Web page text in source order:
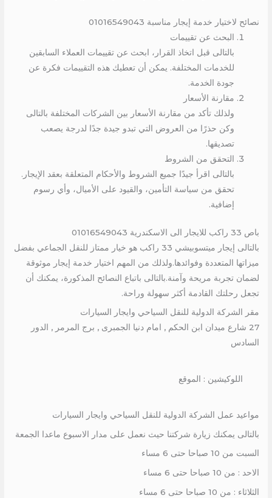
نصائح لاختيار خدمة إيجار مناسبة 01016549043
البحث عن تقييمات
بالتالى قبل اتخاذ القرار، ابحث عن تقييمات العملاء السابقين
للخدمات المختلفة. يمكن أن تعطيك هذه التقييمات فكرة عن
جودة الخدمة.
مقارنة الأسعار
ولذلك تأكد من مقارنة الأسعار بين الشركات المختلفة بالتالى
وكن حذرًا من العروض التي تبدو جيدة جدًا لدرجة يصعب
تصديقها.
التحقق من الشروط
بالتالى اقرأ جيدًا جميع الشروط والأحكام المتعلقة بعقد الإيجار.
تحقق من سياسة التأمين، والقيود على الأميال، وأي رسوم
إضافية.
باص 33 راكب للايجار الى الاسكندرية 01016549043
بالتالى إيجار ميتسوبيشي 33 راكب هو خيار ممتاز للنقل الجماعي بفضل
ميزاتها المتعددة وفوائدها.ولذلك من المهم اختيار خدمة إيجار موثوقة
لضمان تجربة مريحة وآمنة.بالتالى باتباع النصائح المذكورة، يمكنك أن
تجعل رحلتك القادمة أكثر سهولة وراحة.
مقر الشركة الدولية للنقل السياحي وايجار السيارات
27 شارع ميدان ابن الحكم , امام دنيا الجمبرى , برج المرمر , الدور
السادس
اللوكيشين : الموقع
مواعيد عمل الشركة الدولية للنقل السياحي وايجار السيارات
بالتالى يمكنك زيارة شركتنا حيث نعمل على مدار الاسبوع ماعدا الجمعة
السبت من 10 صباحا حتى 6 مساء
الاحد : من 10 صباحا حتى 6 مساء
الثلاثاء : من 10 صباحا حتى 6 مساء